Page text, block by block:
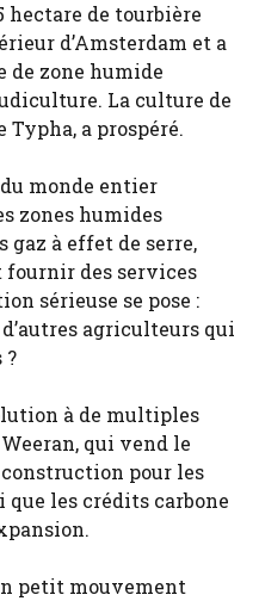
hectare de tourbière
d’Amsterdam et a
de zone humide
La culture de
Typha, a prospéré.
monde entier
zones humides
gaz à effet de serre,
des services
sérieuse se pose :
agriculteurs qui
?
à de multiples
qui vend le
pour les
les crédits carbone
petit mouvement